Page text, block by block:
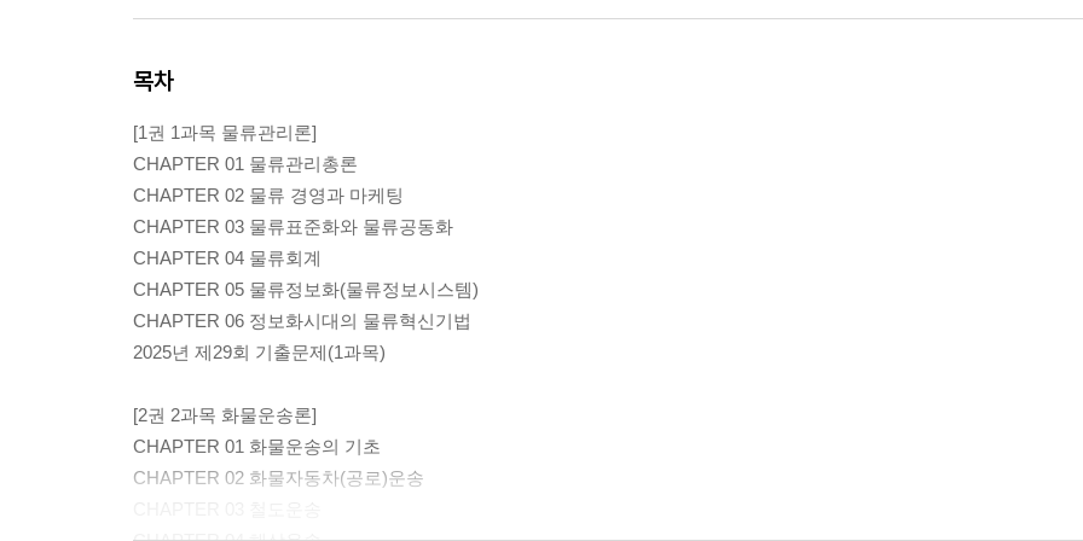
목차
[1권 1과목 물류관리론]
CHAPTER 01 물류관리총론
CHAPTER 02 물류 경영과 마케팅
CHAPTER 03 물류표준화와 물류공동화
CHAPTER 04 물류회계
CHAPTER 05 물류정보화(물류정보시스템)
CHAPTER 06 정보화시대의 물류혁신기법
2025년 제29회 기출문제(1과목)
[2권 2과목 화물운송론]
CHAPTER 01 화물운송의 기초
CHAPTER 02 화물자동차(공로)운송